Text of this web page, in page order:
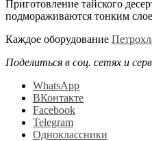
Приготовление тайского
подмораживаются тонким
Каждое оборудование
Поделиться в соц. сетях и
WhatsApp
ВКонтакте
Facebook
Telegram
Одноклассники